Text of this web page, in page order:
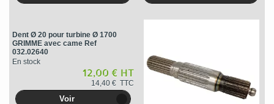
Dent Ø 20 pour turbine Ø 1700
GRIMME avec came Ref
032.02640
En stock
12,00 € HT
14,40 € TTC
Voir